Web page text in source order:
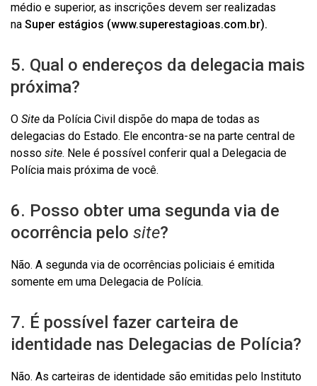
médio e superior, as inscrições devem ser realizadas
na Super estágios (www.superestagioas.com.br).
5. Qual o endereços da delegacia mais
próxima?
O Site da Polícia Civil dispõe do mapa de todas as
delegacias do Estado. Ele encontra-se na parte central de
nosso site. Nele é possível conferir qual a Delegacia de
Polícia mais próxima de você.
6. Posso obter uma segunda via de
ocorrência pelo site?
Não. A segunda via de ocorrências policiais é emitida
somente em uma Delegacia de Polícia.
7. É possível fazer carteira de
identidade nas Delegacias de Polícia?
Não. As carteiras de identidade são emitidas pelo Instituto